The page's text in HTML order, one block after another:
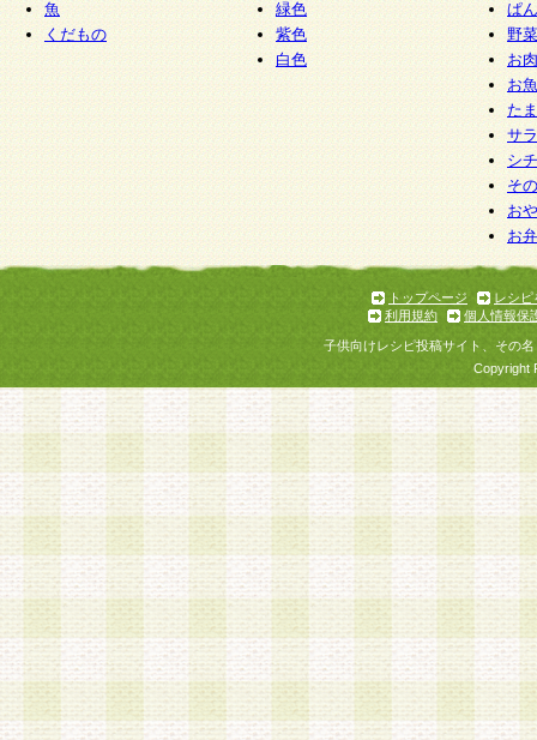
魚
くだもの
緑色
紫色
白色
ぱん
野
お
お
た
サ
シ
そ
お
お
トップページ
レシピ
利用規約
個人情報保
子供向けレシピ投稿サイト、その
Copyright